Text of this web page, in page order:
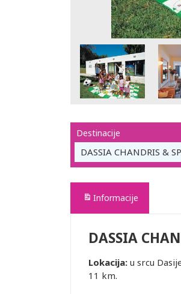
Destinacije
DASSIA CHANDRIS &
Informacije
DASSIA
Lokacija: u srcu
11 km.